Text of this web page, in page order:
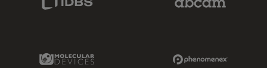
Molecular Devices Link